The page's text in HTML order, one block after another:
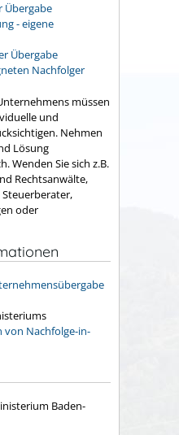
Übergabe
- eigene
Übergabe
Nachfolger
müssen
und
Nehmen
Lösung
Wenden Sie sich z.B.
Rechtsanwälte,
oder
von Nachfolge-in-
Baden-